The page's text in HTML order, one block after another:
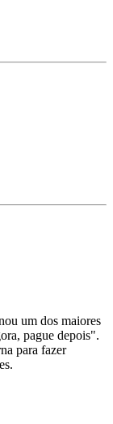
um dos maiores
pague depois".
para fazer